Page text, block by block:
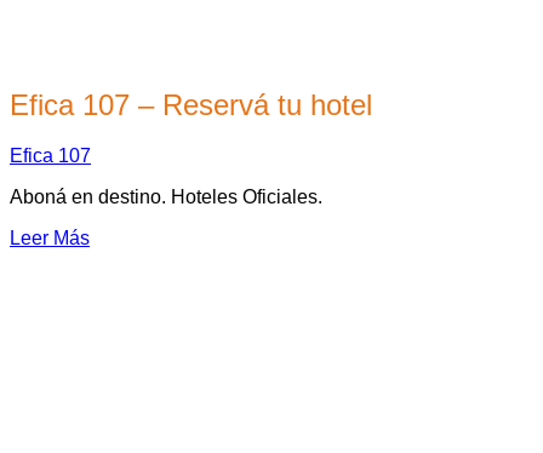
Efica 107 – Reservá tu hotel
Efica 107
Aboná en destino. Hoteles Oficiales.
Leer Más